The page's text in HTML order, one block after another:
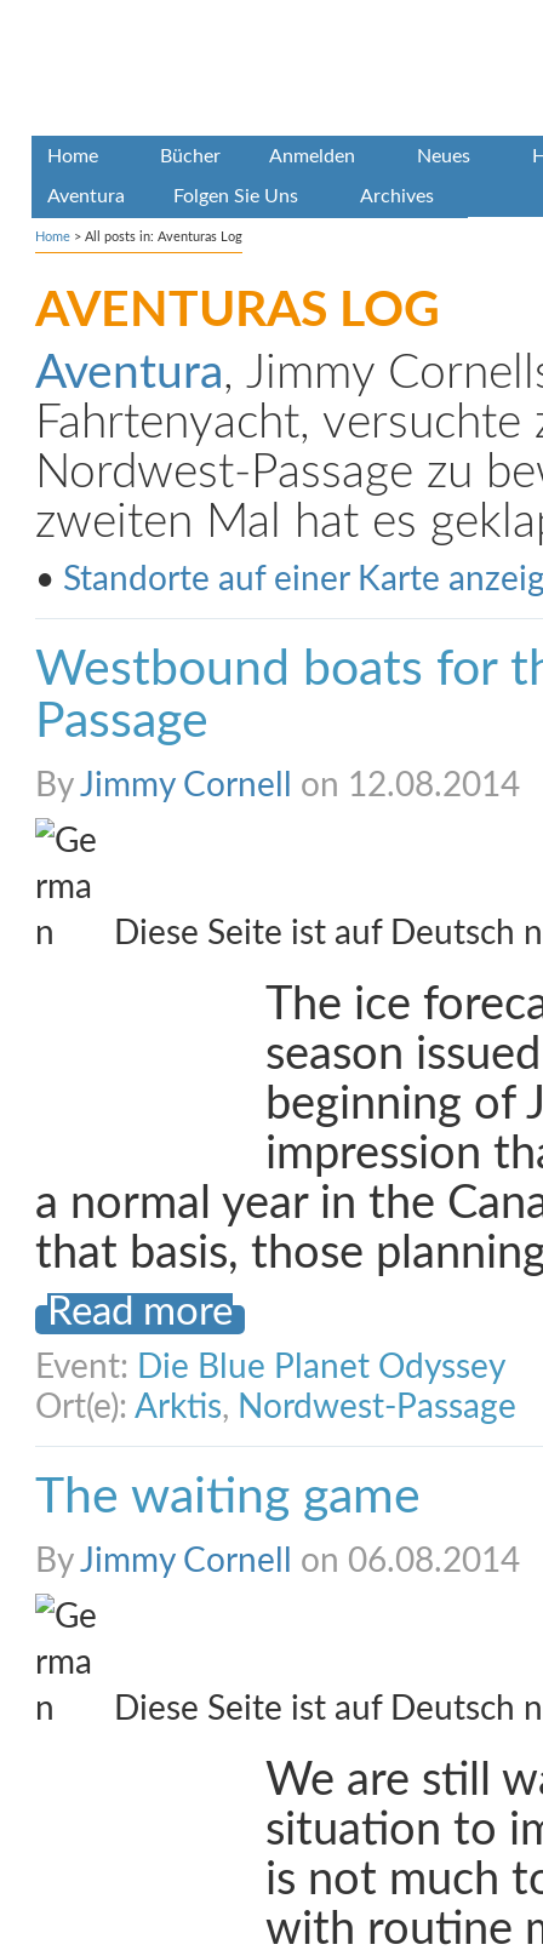
Home Bücher Anmelden Neues
Aventura Folgen Sie Uns Archives
Home > All posts in: Aventuras Log
AVENTURAS LOG
Aventura, Jimmy
Fahrtenyacht, versuchte
Nordwest-Passage zu
zweiten Mal hat es
• Standorte auf einer Karte
Westbound boats for
Passage
ByJimmy Cornell on 12.08.2014
Diese Seite ist auf Deutsch
The ice
season
beginning of
impression
a normal year in the
that basis, those
Read more
Event: Die Blue Planet Odyssey
Ort(e): Arktis, Nordwest-Passage
The waiting game
ByJimmy Cornell on 06.08.2014
Diese Seite ist auf Deutsch
We are still
situation to
is not much
with routine